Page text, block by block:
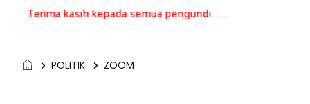
kepada semua pengundi.......
POLITIK ZOOM